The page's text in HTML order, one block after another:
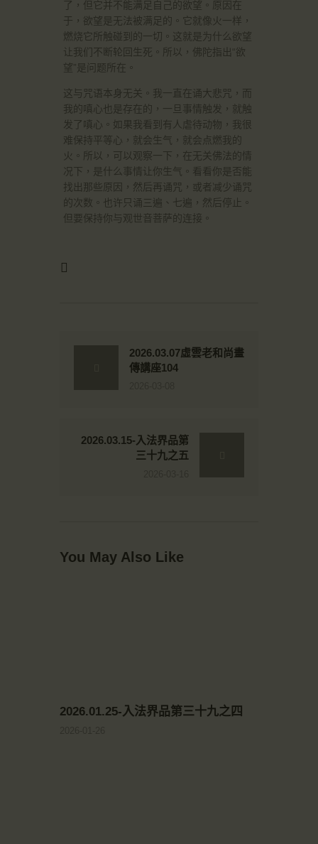
了，但它并不能满足自己的欲望。原因在
于，欲望是无法被满足的。它就像火一样，
燃烧它所触碰到的一切。这就是为什么欲望
让我们不断轮回生死。所以，佛陀指出“欲
望”是问题所在。
这与咒语本身无关。我一直在诵大悲咒，而
我的嗔心也是存在的，一旦事情触发，就触
发了嗔心。如果我看到有人虐待动物，我很
难保持平等心，就会生气，就会点燃我的
火。所以，可以观察一下，在无关佛法的情
况下，是什么事情让你生气。看看你是否能
找出那些原因，然后再诵咒，或者减少诵咒
的次数。也许只诵三遍、七遍，然后停止。
但要保持你与观世音菩萨的连接。
2026.03.07虛雲老和尚畫
傳講座104
2026.03.15-入法界品第
三十九之五
You May Also Like
2026.01.25-入法界品第三十九之四